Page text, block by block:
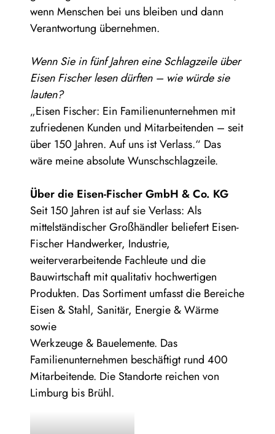
wenn Menschen bei uns bleiben und dann
Verantwortung übernehmen.
Wenn Sie in fünf Jahren eine Schlagzeile über
Eisen Fischer lesen dürften – wie würde sie
lauten?
„Eisen Fischer: Ein Familienunternehmen mit
zufriedenen Kunden und Mitarbeitenden – seit
über 150 Jahren. Auf uns ist Verlass.“ Das
wäre meine absolute Wunschschlagzeile.
Über die Eisen-Fischer GmbH & Co. KG
Seit 150 Jahren ist auf sie Verlass: Als
mittelständischer Großhändler beliefert Eisen-
Fischer Handwerker, Industrie,
weiterverarbeitende Fachleute und die
Bauwirtschaft mit qualitativ hochwertigen
Produkten. Das Sortiment umfasst die Bereiche
Eisen & Stahl, Sanitär, Energie & Wärme
sowie
Werkzeuge & Bauelemente. Das
Familienunternehmen beschäftigt rund 400
Mitarbeitende. Die Standorte reichen von
Limburg bis Brühl.